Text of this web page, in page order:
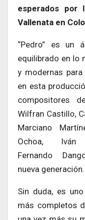
esperados por
Vallenata en
“Pedro” es un
equilibrado en lo
y modernas
en esta
compositores
Wilfran Castillo,
Marciano
Ochoa,
Fernando
nueva generación.
Sin duda, es
más completos